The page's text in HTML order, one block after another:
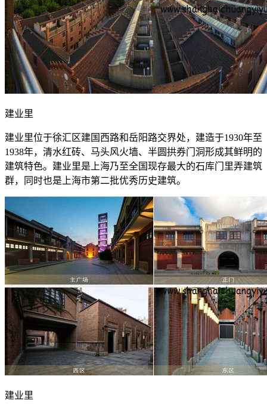
建业里
建业里位于徐汇区建国西路和岳阳路交界处，建造于1930年至
1938年，清水红砖、马头风火墙、半圆拱券门洞形成其鲜明的
建筑特色。建业里是上海乃至全国现存最大的石库门里弄建筑
群，同时也是上海市第二批优秀历史建筑。
建业里